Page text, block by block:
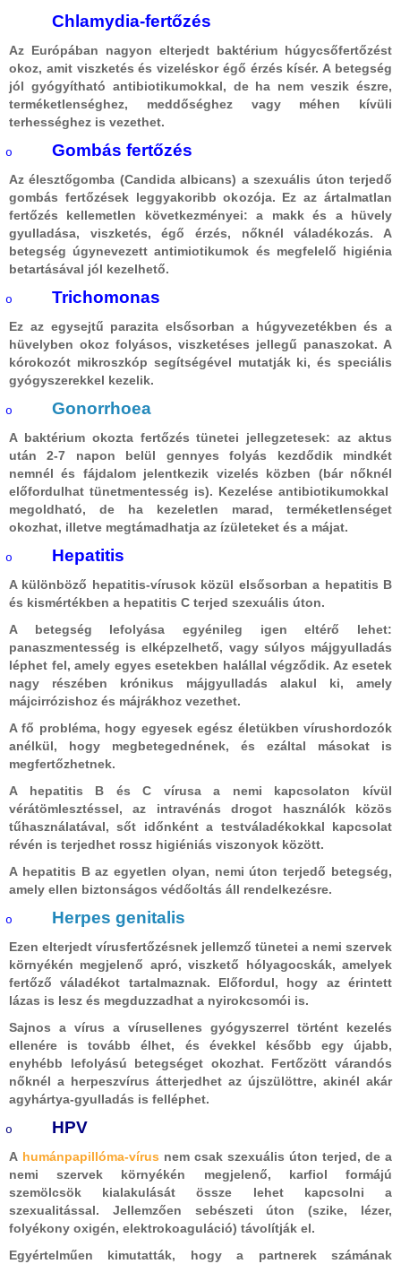
Chlamydia-fertőzés
Az Európában nagyon elterjedt baktérium húgycsőfertőzést
okoz, amit viszketés és vizeléskor égő érzés kísér. A betegség
jól gyógyítható antibiotikumokkal, de ha nem veszik észre,
terméketlenséghez, meddőséghez vagy méhen kívüli
terhességhez is vezethet.
o Gombás fertőzés
Az élesztőgomba (Candida albicans) a szexuális úton terjedő
gombás fertőzések leggyakoribb okozója. Ez az ártalmatlan
fertőzés kellemetlen következményei: a makk és a hüvely
gyulladása, viszketés, égő érzés, nőknél váladékozás. A
betegség úgynevezett antimiotikumok és megfelelő higiénia
betartásával jól kezelhető.
o Trichomonas
Ez az egysejtű parazita elsősorban a húgyvezetékben és a
hüvelyben okoz folyásos, viszketéses jellegű panaszokat. A
kórokozót mikroszkóp segítségével mutatják ki, és speciális
gyógyszerekkel kezelik.
o Gonorrhoea
A baktérium okozta fertőzés tünetei jellegzetesek: az aktus
után 2-7 napon belül gennyes folyás kezdődik mindkét
nemnél és fájdalom jelentkezik vizelés közben (bár nőknél
előfordulhat tünetmentesség is). Kezelése antibiotikumokkal
megoldható, de ha kezeletlen marad, terméketlenséget
okozhat, illetve megtámadhatja az ízületeket és a májat.
o Hepatitis
A különböző hepatitis-vírusok közül elsősorban a hepatitis B
és kismértékben a hepatitis C terjed szexuális úton.
A betegség lefolyása egyénileg igen eltérő lehet:
panaszmentesség is elképzelhető, vagy súlyos májgyulladás
léphet fel, amely egyes esetekben halállal végződik. Az esetek
nagy részében krónikus májgyulladás alakul ki, amely
májcirrózishoz és májrákhoz vezethet.
A fő probléma, hogy egyesek egész életükben vírushordozók
anélkül, hogy megbetegednének, és ezáltal másokat is
megfertőzhetnek.
A hepatitis B és C vírusa a nemi kapcsolaton kívül
vérátömlesztéssel, az intravénás drogot használók közös
tűhasználatával, sőt időnként a testváladékokkal kapcsolat
révén is terjedhet rossz higiéniás viszonyok között.
A hepatitis B az egyetlen olyan, nemi úton terjedő betegség,
amely ellen biztonságos védőoltás áll rendelkezésre.
o Herpes genitalis
Ezen elterjedt vírusfertőzésnek jellemző tünetei a nemi szervek
környékén megjelenő apró, viszkető hólyagocskák, amelyek
fertőző váladékot tartalmaznak. Előfordul, hogy az érintett
lázas is lesz és megduzzadhat a nyirokcsomói is.
Sajnos a vírus a vírusellenes gyógyszerrel történt kezelés
ellenére is tovább élhet, és évekkel később egy újabb,
enyhébb lefolyású betegséget okozhat. Fertőzött várandós
nőknél a herpeszvírus átterjedhet az újszülöttre, akinél akár
agyhártya-gyulladás is felléphet.
o HPV
A humánpapillóma-vírus nem csak szexuális úton terjed, de a
nemi szervek környékén megjelenő, karfiol formájú
szemölcsök kialakulását össze lehet kapcsolni a
szexualitással. Jellemzően sebészeti úton (szike, lézer,
folyékony oxigén, elektrokoaguláció) távolítják el.
Egyértelműen kimutatták, hogy a partnerek számának